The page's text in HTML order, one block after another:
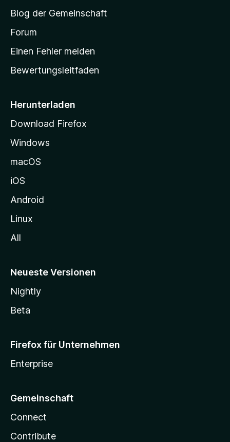
t
a
r
s
i
e
g
e
n
Blog der Gemeinschaft
Forum
Einen Fehler melden
Bewertungsleitfaden
Herunterladen
Download Firefox
Windows
macOS
iOS
Android
Linux
All
Neueste Versionen
Nightly
Beta
Firefox für Unternehmen
Enterprise
Gemeinschaft
Connect
Contribute